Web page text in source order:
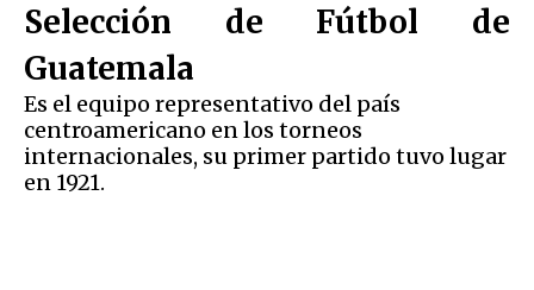
Selección de Fútbol de
Guatemala
Es el equipo representativo del país
centroamericano en los torneos
internacionales, su primer partido tuvo lugar
en 1921.